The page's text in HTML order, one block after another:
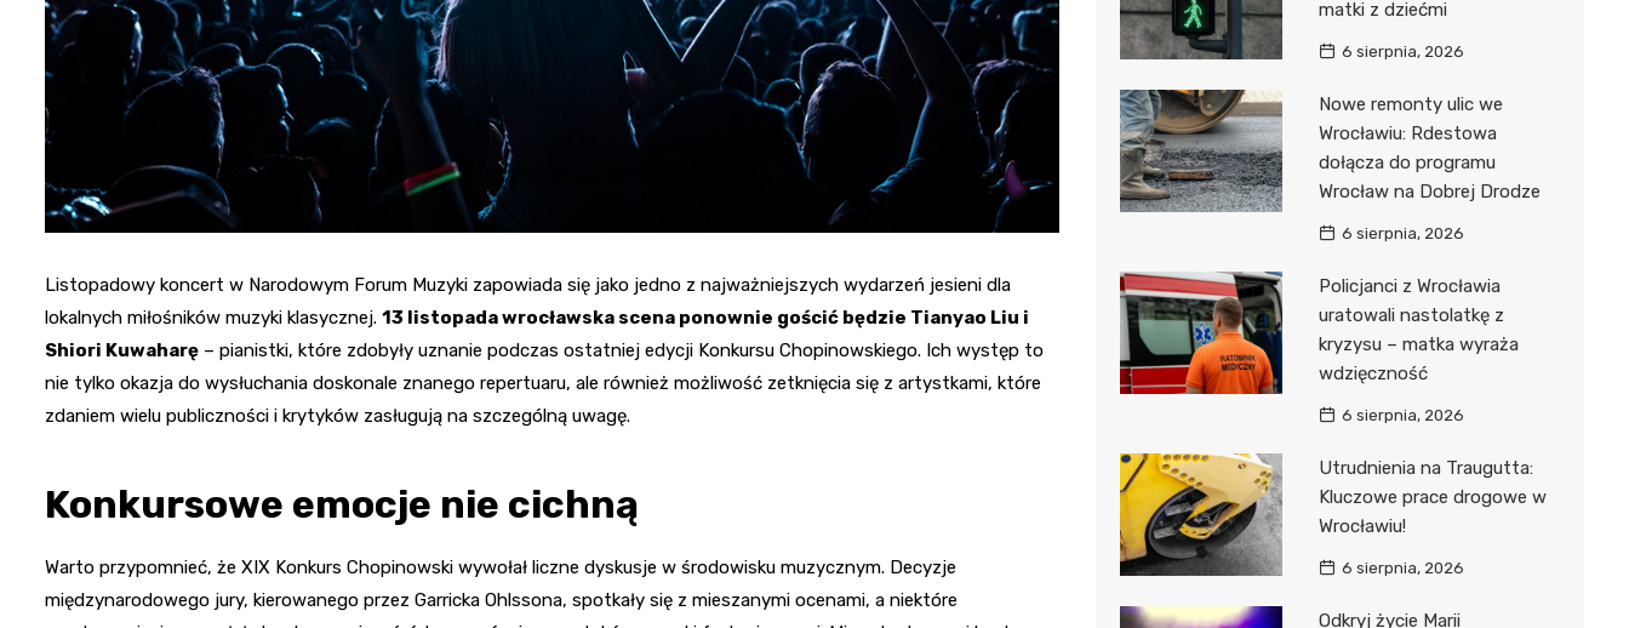
Listopadowy koncert w Narodowym Forum Muzyki zapowiada się jako jedno z najważniejszych wydarzeń jesieni dla
lokalnych miłośników muzyki klasycznej. 13 listopada wrocławska scena ponownie gościć będzie Tianyao Liu i
Shiori Kuwaharę – pianistki, które zdobyły uznanie podczas ostatniej edycji Konkursu Chopinowskiego. Ich występ to
nie tylko okazja do wysłuchania doskonale znanego repertuaru, ale również możliwość zetknięcia się z artystkami, które
zdaniem wielu publiczności i krytyków zasługują na szczególną uwagę.
Konkursowe emocje nie cichną
Warto przypomnieć, że XIX Konkurs Chopinowski wywołał liczne dyskusje w środowisku muzycznym. Decyzje
międzynarodowego jury, kierowanego przez Garricka Ohlssona, spotkały się z mieszanymi ocenami, a niektóre
matki z dziećmi
6 sierpnia, 2026
Nowe remonty ulic we
Wrocławiu: Rdestowa
dołącza do programu
Wrocław na Dobrej Drodze
6 sierpnia, 2026
Policjanci z Wrocławia
uratowali nastolatkę z
kryzysu – matka wyraża
wdzięczność
6 sierpnia, 2026
Utrudnienia na Traugutta:
Kluczowe prace drogowe w
Wrocławiu!
6 sierpnia, 2026
Odkryj życie Marii